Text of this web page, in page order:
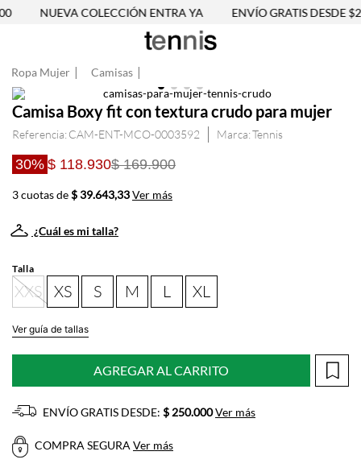
NUEVA COLECCIÓN ENTRA YA ENVÍO GRATIS DESDE
Ropa Mujer Camisas
Camisa Boxy fit con textura crudo para mujer
Referencia: CAM-ENT-MCO-0003592 Tennis
30% $ 118.930$ 169.900
3 cuotas de$ 39.643,33Ver más
¿Cuál es mi talla?
Talla
XXS XS S M L XL
Ver guía de tallas
AGREGAR AL CARRITO
ENVÍO GRATIS DESDE: $ 250.000Ver más
COMPRA SEGURA Ver más